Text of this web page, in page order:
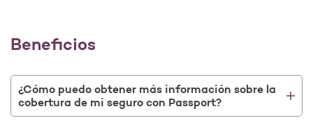
Beneficios
¿Cómo puedo obtener más información sobre la
cobertura de mi seguro con Passport?